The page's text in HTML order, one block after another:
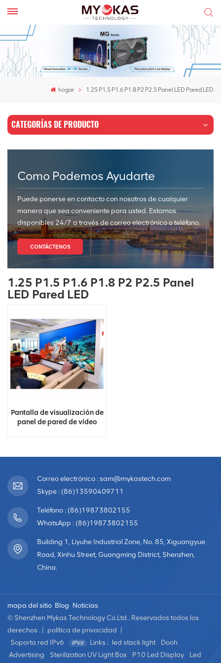
hogar 1.25 P1.5 P1.6 P1.8 P2 P2.5 Panel LED Pared LED
CATEGORÍAS DE PRODUCTO
Como Podemos Ayudarte
Puede ponerse en contacto con nosotros de cualquier
manera que sea conveniente para usted. Estamos
disponibles 24/7 a través de correo electrónico o teléfono.
CONTÁCTENOS
1.25 P1.5 P1.6 P1.8 P2 P2.5 Panel
LED Pared LED
Pantalla de visualización de
panel de pared de vídeo
Correo electrónico : sam@mykastech.com
Skype : (86)13590409711
Teléfono : (86)19873802155
WhatsApp : (86)19873802155
Building 1, Liyuhe Industrial Zone, No. 85, Xiguangyue
Road, Xinhu Street, Guangming District, Shenzhen,
China.
mapa del sitio Blog Noticias
© Shenzhen Mykas Technology Co.Ltd.. Reservados todos los
derechos . |
política de privacidad
Soporta red IPv6
Links : led stack light
Dooh
Advertising
Sterilization UV Light Box P10 Led Display
Led